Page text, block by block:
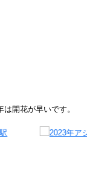
開花が早いです。